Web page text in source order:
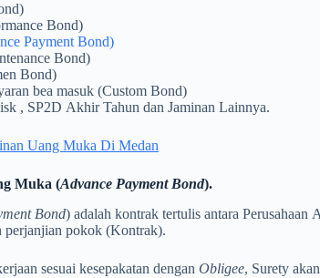
Bond)
Payment Bond)
Bond)
Bond)
bea masuk (Custom Bond)
, SP2D Akhir Tahun dan Jaminan Lainnya.
Uang Muka Di Medan
Muka (Advance Payment Bond).
Bond) adalah kontrak tertulis antara Perusahaan
perjanjian pokok (Kontrak).
sesuai kesepakatan dengan Obligee, Surety